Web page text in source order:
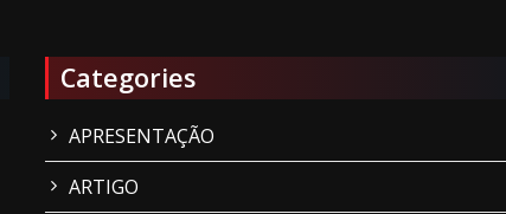
Categories
APRESENTAÇÃO
ARTIGO